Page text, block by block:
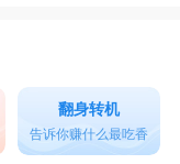
翻身转机
告诉你赚什么最吃香